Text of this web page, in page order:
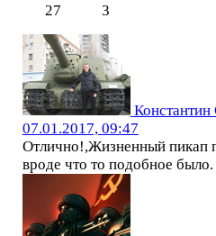
27
3
Константин
07.01.2017, 09:47
Отлично!,Жизненный пикап
вроде что то подобное было.